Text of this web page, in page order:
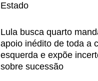
Estado
Lula busca quarto
apoio inédito de toda a
esquerda e expõe
sobre sucessão